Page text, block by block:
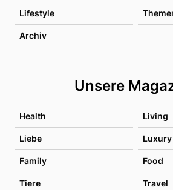
Lifestyle
Archiv
Unsere
Health Living
Liebe Luxury
Family Food
Tiere Travel